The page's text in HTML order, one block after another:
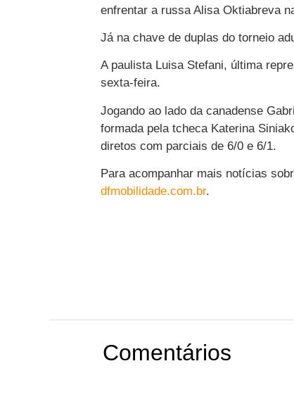
enfrentar a russa Alisa Oktiabreva
Já na chave de duplas do torneio
A paulista Luisa Stefani, última
sexta-feira.
Jogando ao lado da canadense
formada pela tcheca Katerina
diretos com parciais de 6/0 e 6/1.
Para acompanhar mais notícias
dfmobilidade.com.br.
Comentários